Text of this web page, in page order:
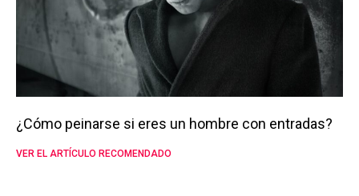
¿Cómo peinarse si eres un hombre con entradas?
VER EL ARTÍCULO RECOMENDADO